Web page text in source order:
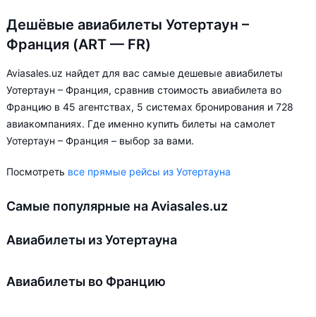
Дешёвые авиабилеты Уотертаун –
Франция (ART — FR)
Aviasales.uz найдет для вас самые дешевые авиабилеты
Уотертаун – Франция, сравнив стоимость авиабилета во
Францию в 45 агентствах, 5 системах бронирования и 728
авиакомпаниях. Где именно купить билеты на самолет
Уотертаун – Франция – выбор за вами.
Посмотреть все прямые рейсы из Уотертауна
Самые популярные на Aviasales.uz
Авиабилеты из Уотертауна
Авиабилеты во Францию